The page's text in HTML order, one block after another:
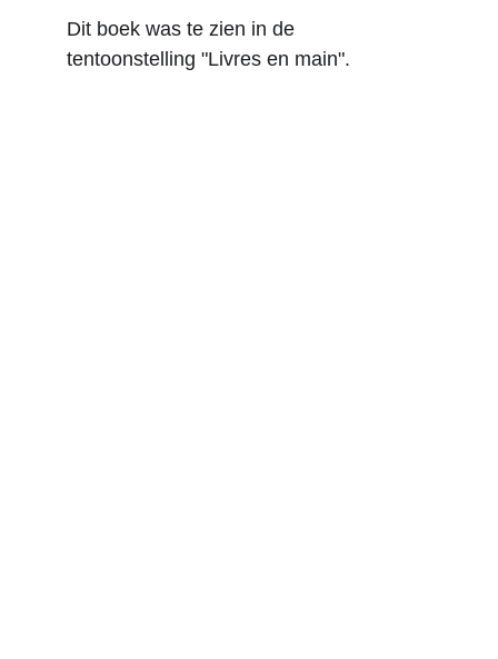
Dit boek was te zien in de
tentoonstelling "Livres en main".